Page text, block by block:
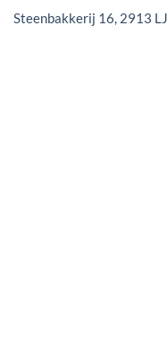
Steenbakkerij 16, 2913